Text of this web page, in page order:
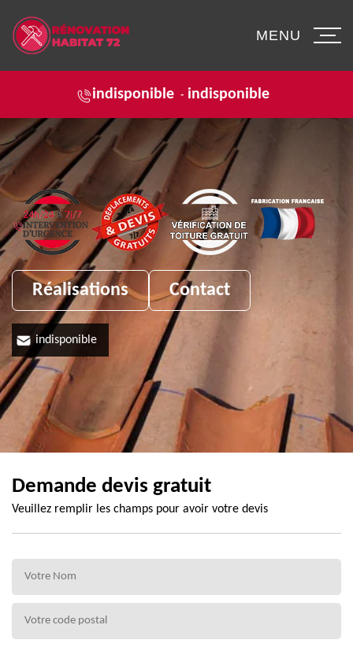
indisponible - indisponible
MENU
Réalisations Contact
indisponible
Demande devis gratuit
Veuillez remplir les champs pour avoir votre devis